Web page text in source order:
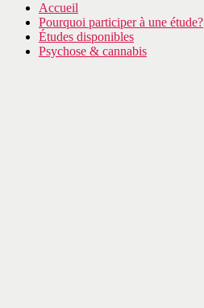
Accueil
Pourquoi participer à une étude?
Études disponibles
Psychose & cannabis